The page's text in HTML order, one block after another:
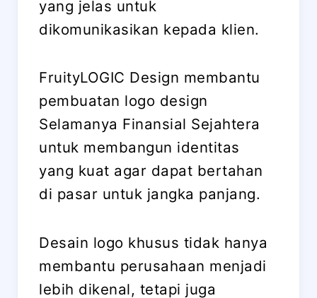
yang jelas untuk
dikomunikasikan kepada klien.
FruityLOGIC Design membantu
pembuatan logo design
Selamanya Finansial Sejahtera
untuk membangun identitas
yang kuat agar dapat bertahan
di pasar untuk jangka panjang.
Desain logo khusus tidak hanya
membantu perusahaan menjadi
lebih dikenal, tetapi juga